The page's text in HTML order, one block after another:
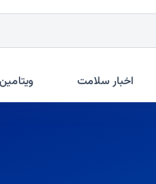
اخبار سلامت